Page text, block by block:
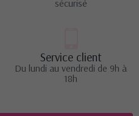
sécurisé
Service client
Du lundi au vendredi de 9h à
18h